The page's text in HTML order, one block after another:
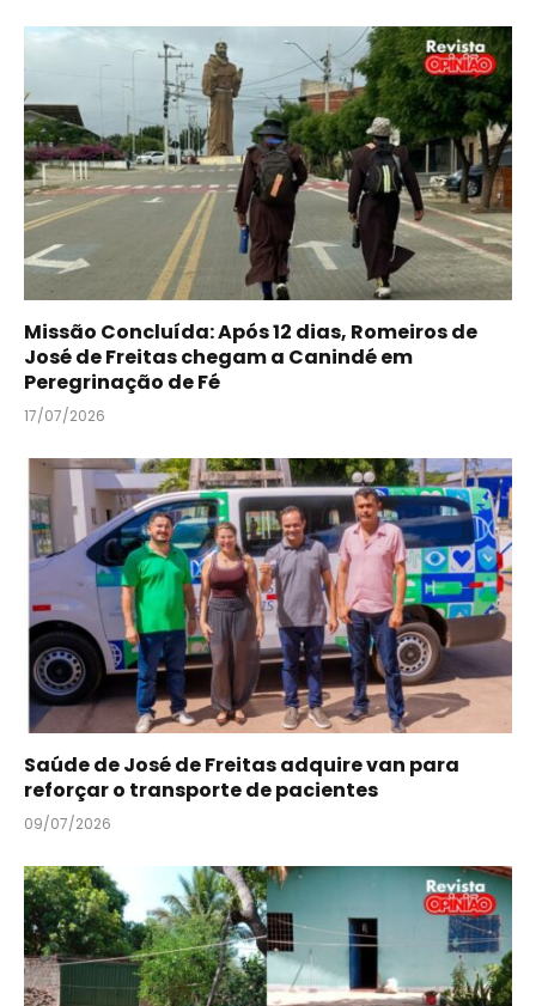
Missão Concluída: Após 12 dias, Romeiros de
José de Freitas chegam a Canindé em
Peregrinação de Fé
17/07/2026
Saúde de José de Freitas adquire van para
reforçar o transporte de pacientes
09/07/2026